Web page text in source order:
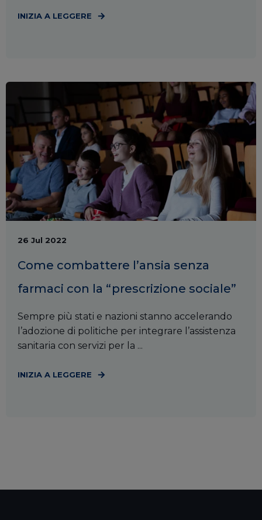
INIZIA A LEGGERE
26 Jul 2022
Come combattere l’ansia senza
farmaci con la “prescrizione sociale”
Sempre più stati e nazioni stanno accelerando
l’adozione di politiche per integrare l’assistenza
sanitaria con servizi per la ...
INIZIA A LEGGERE